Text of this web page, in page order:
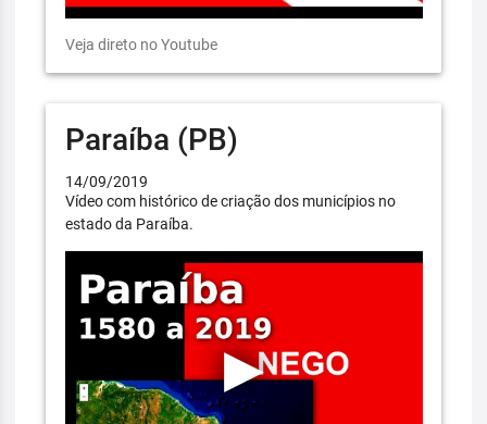
Veja direto no Youtube
Paraíba (PB)
14/09/2019
Vídeo com histórico de criação dos municípios no
estado da Paraíba.